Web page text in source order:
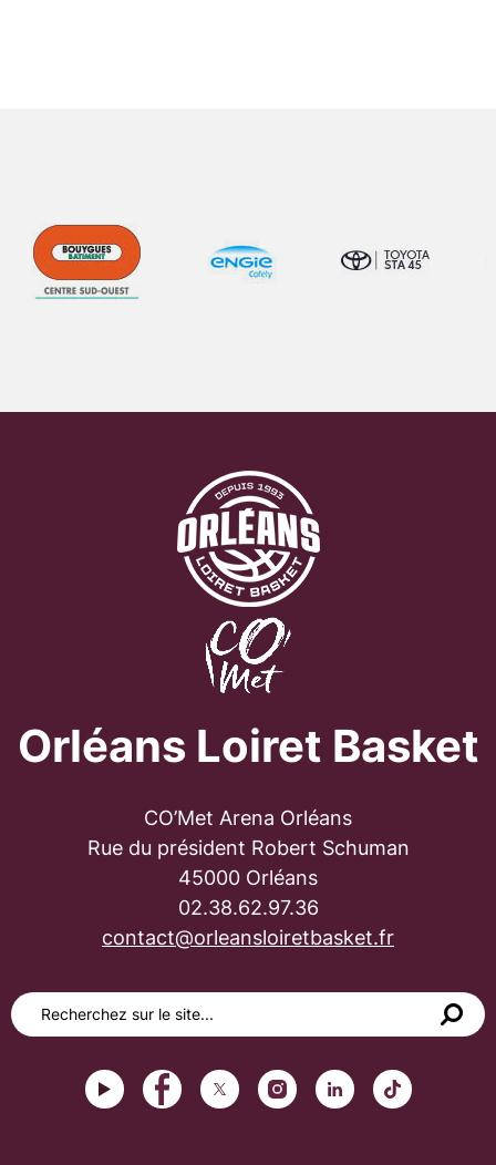
Orléans Loiret Basket
CO’Met Arena Orléans
Rue du président Robert Schuman
45000 Orléans
02.38.62.97.36
contact@orleansloiretbasket.fr